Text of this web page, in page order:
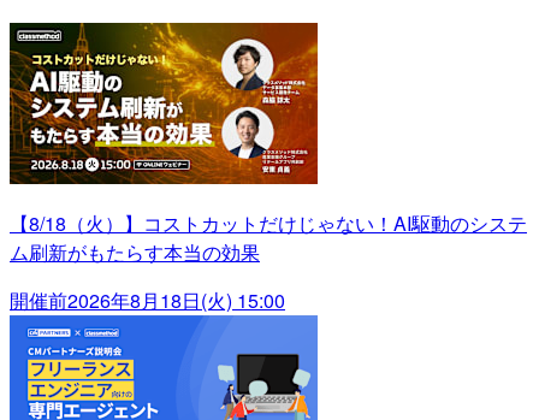
【8/18（火）】コストカットだけじゃない！AI駆動のシステ
ム刷新がもたらす本当の効果
開催前2026年8月18日(火) 15:00